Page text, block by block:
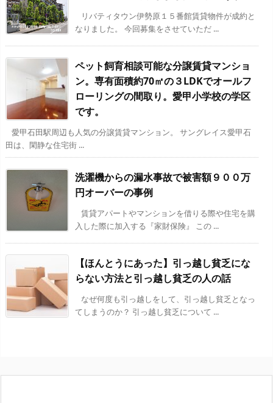
リバティタウン伊勢原１５番館賃貸物件が成約と
なりました。 今回募集をさせていただ ...
ペット飼育相談可能な分譲賃貸マンショ
ン。専有面積約70㎡の３LDKでオールフ
ローリングの間取り。愛甲小学校の学区
です。
愛甲石田駅周辺も人気の分譲賃貸マンション。 サングレイス愛甲石
田は、閑静な住宅街 ...
洗濯機からの漏水事故で被害額９００万
円オーバーの事例
賃貸アパートやマンションを借りる際や住宅を購
入した際に加入する『家財保険』 この ...
【ほんとうにあった】引っ越し貧乏にな
らない方法と引っ越し貧乏の人の話
なぜ何度も引っ越しをして、引っ越し貧乏となっ
てしまうのか？ 引っ越し貧乏について ...